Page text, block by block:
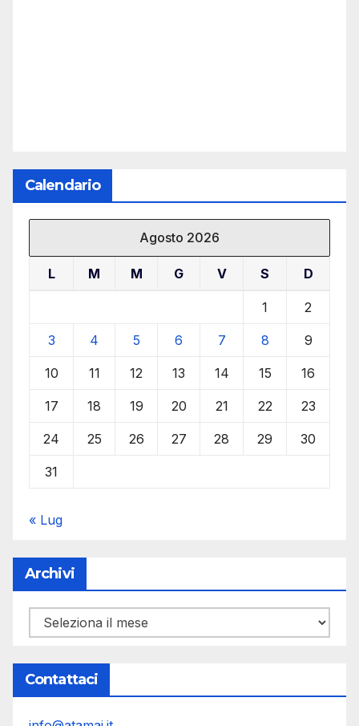
Calendario
Agosto 2026
L M M G V S D
1 2
3 4 5 6 7 8 9
10 11 12 13 14 15 16
17 18 19 20 21 22 23
24 25 26 27 28 29 30
31
« Lug
Archivi
Archivi
Contattaci